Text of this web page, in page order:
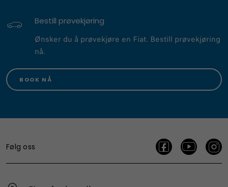
Bestill prøvekjøring
Ønsker du å prøvekjøre en Fiat. Bestill prøvekjøring
nå.
BOOK NÅ
Følg oss